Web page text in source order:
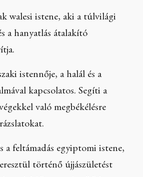
walesi istene, aki a túlvilági
a hanyatlás átalakító
istennője, a halál és a
kapcsolatos. Segíti a
való megbékélésre
a feltámadás egyiptomi istene,
történő újjászületést